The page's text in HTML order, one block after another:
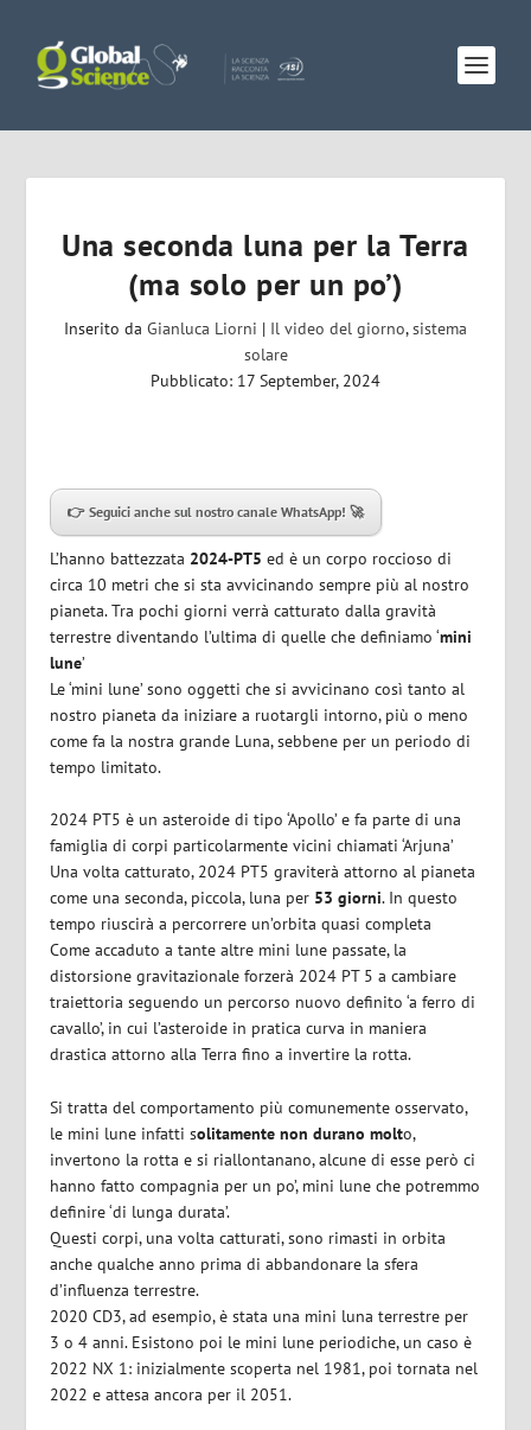
Una seconda luna per la Terra
(ma solo per un po’)
Inserito da Gianluca Liorni | Il video del giorno,sistema
solare
Pubblicato: 17 September, 2024
👉 Seguici anche sul nostro canale WhatsApp! 🚀
L’hanno battezzata 2024-PT5 ed è un corpo roccioso di
circa 10 metri che si sta avvicinando sempre più al nostro
pianeta. Tra pochi giorni verrà catturato dalla gravità
terrestre diventando l’ultima di quelle che definiamo ‘mini
lune’
Le ‘mini lune’ sono oggetti che si avvicinano così tanto al
nostro pianeta da iniziare a ruotargli intorno, più o meno
come fa la nostra grande Luna, sebbene per un periodo di
tempo limitato.
2024 PT5 è un asteroide di tipo ‘Apollo’ e fa parte di una
famiglia di corpi particolarmente vicini chiamati ‘Arjuna’
Una volta catturato, 2024 PT5 graviterà attorno al pianeta
come una seconda, piccola, luna per 53 giorni. In questo
tempo riuscirà a percorrere un’orbita quasi completa
Come accaduto a tante altre mini lune passate, la
distorsione gravitazionale forzerà 2024 PT 5 a cambiare
traiettoria seguendo un percorso nuovo definito ‘a ferro di
cavallo’, in cui l’asteroide in pratica curva in maniera
drastica attorno alla Terra fino a invertire la rotta.
Si tratta del comportamento più comunemente osservato,
le mini lune infatti solitamente non durano molto,
invertono la rotta e si riallontanano, alcune di esse però ci
hanno fatto compagnia per un po’, mini lune che potremmo
definire ‘di lunga durata’.
Questi corpi, una volta catturati, sono rimasti in orbita
anche qualche anno prima di abbandonare la sfera
d’influenza terrestre.
2020 CD3, ad esempio, è stata una mini luna terrestre per
3 o 4 anni. Esistono poi le mini lune periodiche, un caso è
2022 NX 1: inizialmente scoperta nel 1981, poi tornata nel
2022 e attesa ancora per il 2051.